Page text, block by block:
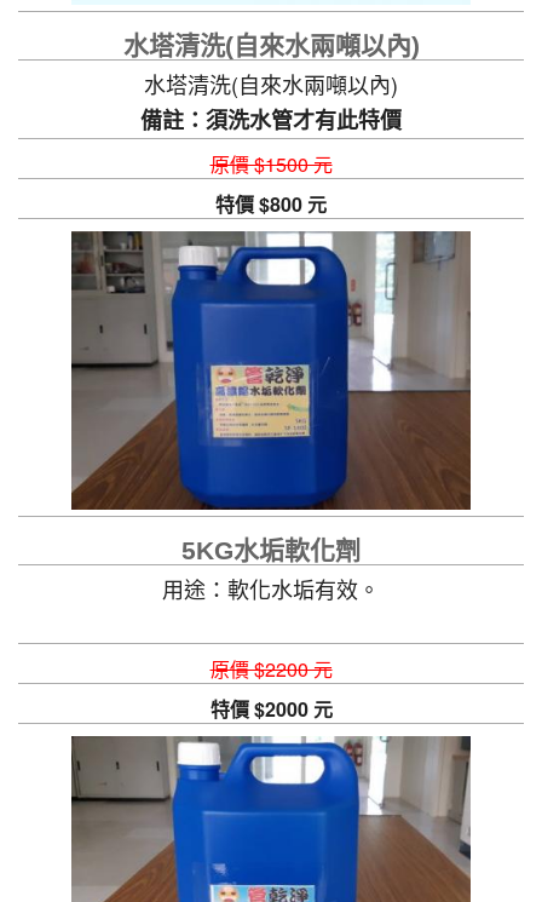
水塔清洗(自來水兩噸以內)
水塔清洗(自來水兩噸以內)
備註：須洗水管才有此特價
原價 $1500 元
特價 $800 元
5KG水垢軟化劑
用途：軟化水垢有效。
原價 $2200 元
特價 $2000 元